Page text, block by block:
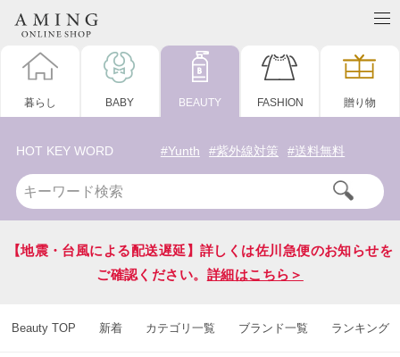
暮らし BABY BEAUTY FASHION 贈り物
HOT KEY WORD #Yunth #紫外線対策 #送料無料
【地震・台風による配送遅延】詳しくは佐川急便のお知らせを
ご確認ください。 詳細はこちら＞
Beauty TOP 新着 カテゴリ一覧 ブランド一覧 ランキング